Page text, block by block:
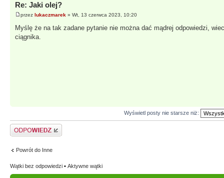
Re: Jaki olej?
przez lukaczmarek » Wt, 13 czerwca 2023, 10:20
Myślę że na tak zadane pytanie nie można dać mądrej odpowiedzi,
ciągnika.
Wyświetl posty nie starsze niż:
Odpowiedz
Powrót do Inne
Wątki bez odpowiedzi • Aktywne wątki